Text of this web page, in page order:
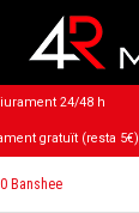
24/48 h
gratuït (resta 5€)
Banshee